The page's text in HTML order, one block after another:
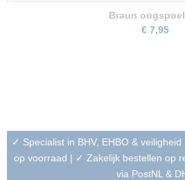
Braun
€ 7,95
✓ Specialist in BHV, EHBO &
op voorraad | ✓ Zakelijk bestellen op
via PostNL &